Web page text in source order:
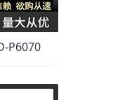
P6070